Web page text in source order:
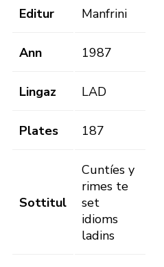
Editur Manfrini
Ann 1987
Lingaz LAD
Plates 187
Sottitul
Cuntíes y
rimes te
set
idioms
ladins